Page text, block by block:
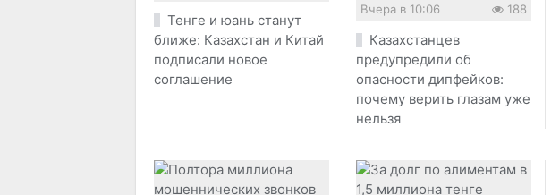
Тенге и юань станут
ближе: Казахстан и Китай
подписали новое
соглашение
Вчера в 10:06 188
Казахстанцев
предупредили об
опасности дипфейков:
почему верить глазам уже
нельзя